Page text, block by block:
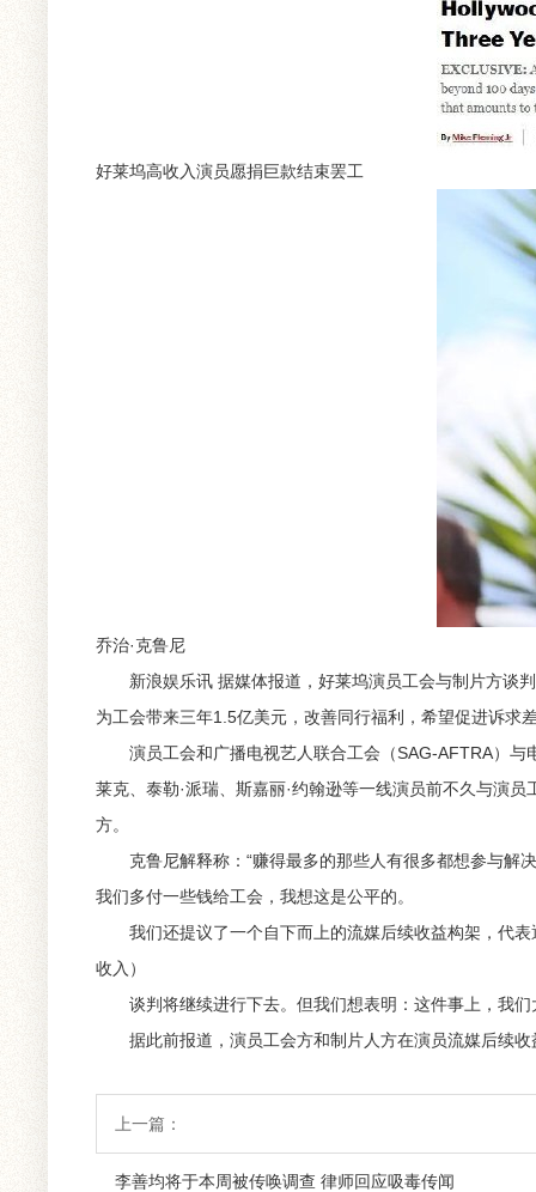
好莱坞高收入演员愿捐巨款结束罢工
乔治·克鲁尼
新浪娱乐讯 据媒体报道，好莱坞演员工会与制片方谈判
为工会带来三年1.5亿美元，改善同行福利，希望促进诉求
演员工会和广播电视艺人联合工会（SAG-AFTRA）与
莱克、泰勒·派瑞、斯嘉丽·约翰逊等一线演员前不久与演
方。
克鲁尼解释称：“赚得最多的那些人有很多都想参与解
我们多付一些钱给工会，我想这是公平的。
我们还提议了一个自下而上的流媒后续收益构架，代表
收入）
谈判将继续进行下去。但我们想表明：这件事上，我们
据此前报道，演员工会方和制片人方在演员流媒后续收
上一篇：
李善均将于本周被传唤调查 律师回应吸毒传闻